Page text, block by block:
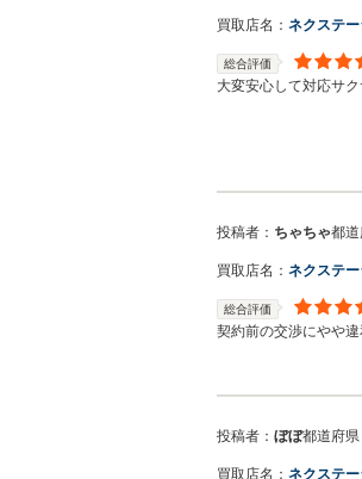
買取店名： ネクステ
総合評価
大変安心して対応サ
投稿者： ちゃちゃ都道
買取店名： ネクステ
総合評価
契約前の交渉にやや
投稿者： ぼぼ都道府県
買取店名： ネクステ